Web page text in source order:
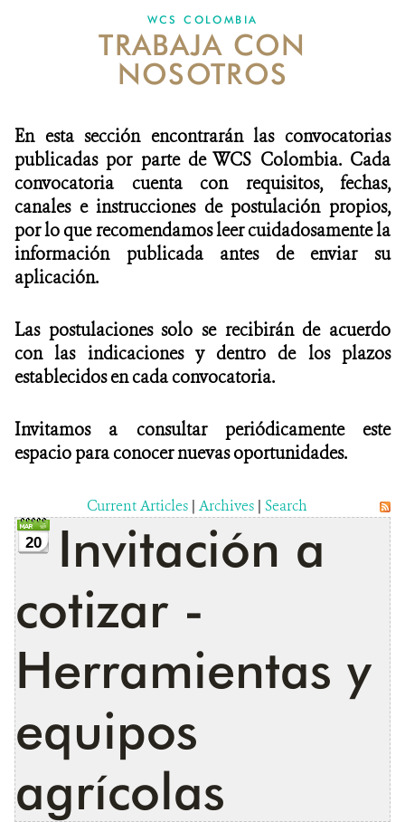
NOTICIAS
WCS VISUAL
ALIADOS Y ALIANZAS
COBERTURA EN MEDIOS DE COMUNICACIÓN
INFORME ANUAL WCS
MECANISMO DE ATENCIÓN DE QUEJAS Y RECLAMOS
DONA
WCS COLOMBIA
TRABAJA CON
NOSOTROS
En esta sección encontrarán las convocatorias
publicadas por parte de WCS Colombia. Cada
convocatoria cuenta con requisitos, fechas,
canales e instrucciones de postulación propios,
por lo que recomendamos leer cuidadosamente la
información publicada antes de enviar su
aplicación.
Las postulaciones solo se recibirán de acuerdo
con las indicaciones y dentro de los plazos
establecidos en cada convocatoria.
Invitamos a consultar periódicamente este
espacio para conocer nuevas oportunidades.
Current Articles | Archives | Search
20
Invitación a
cotizar -
Herramientas y
equipos
agrícolas